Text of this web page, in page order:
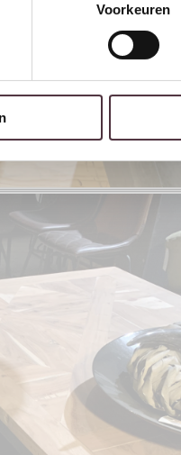
Voorkeuren